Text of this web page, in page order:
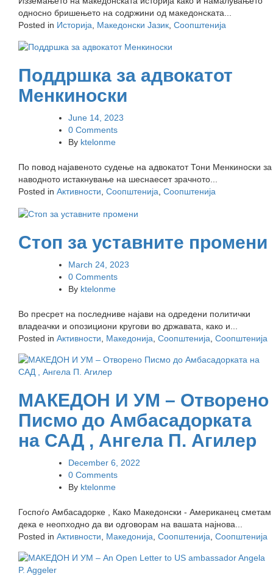
односно бришењето на содржини од македонската...
Posted in Историја Македонски Јазик Соопштенија
Поддршка за адвокатот
Менкиноски
June 14, 2023
0 Comments
By ktelonme
По повод најавеното судење на адвокатот Тони Менкиноски за
наводното истакнување на шеснаесет зрачното...
Posted in Активности, Соопштенија, Соопштенија
Стоп за уставните промени
March 24, 2023
0 Comments
By ktelonme
Во пресрет на последниве најави на одредени политички
владеачки и опозициони кругови во државата, како и...
Posted in Активности Македонија Соопштенија Соопштенија
МАКЕДОН И УМ – Отворено
Писмо до Амбасадорката
на САД , Ангела П. Агилер
December 6, 2022
0 Comments
By ktelonme
Госпоѓо Амбасадорке , Како Македонски - Американец сметам
дека е неопходно да ви одговорам на вашата најнова...
Posted in Активности Македонија Соопштенија Соопштенија